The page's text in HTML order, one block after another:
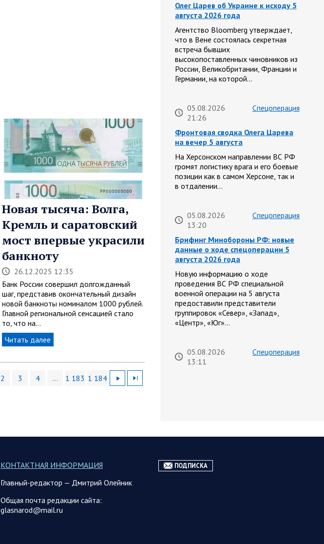
Новая тысяча: Волга,
Кремль и саратовский
мост впервые украсили
банкноту
26.12.2025 12:35
Банк России совершил долгожданный
шаг, представив окончательный дизайн
новой банкноты номиналом 1000 рублей.
Главной региональной сенсацией стало
то, что на…
Читать далее
2 3 4 … 1 183 1 184
Олег Царев об Украине к исходу 5
августа 2026 года
Агентство Bloomberg утверждает,
что в Вене состоялась секретная
встреча бывших
высокопоставленных чиновников из
России, Великобритании, Франции и
Германии, на которой…
05.08.2026
21:26
Спецоперация
Фронтовая сводка Олега Царева
на вечер 5 августа
На Херсонском направлении ВС РФ
громят логистику врага и его боевые
позиции как в самом Херсоне, так и
в отдалении…
05.08.2026
13:20
Спецоперация
Брифинг Минобороны РФ: новые
данные о ходе спецоперации 5
августа 2026 года
Новую информацию о ходе
проведения ВС РФ специальной
военной операции на 5 августа
предоставили представители
группировок «Север», «Запад»,
«Центр», «Юг»…
05.08.2026
13:11
Спецоперация
части группировки «Север» взяли
КОНТАКТНАЯ ИНФОРМАЦИЯ
Главный-редактор — Дмитрий Олейник
Общая почта редакции сайта:
glasnarod@mail.ru
ПОДПИСКА